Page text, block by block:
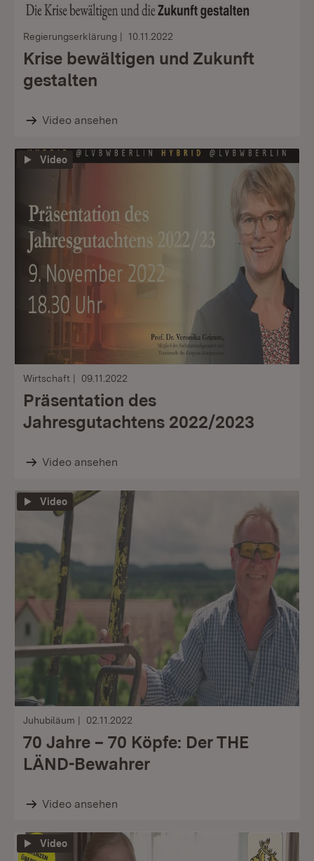
Regierungserklärung 10.11.2022
Krise bewältigen und Zukunft
gestalten
Video ansehen
Video
Wirtschaft 09.11.2022
Präsentation des
Jahresgutachtens 2022/2023
Video ansehen
Video
Juhubiläum 02.11.2022
70 Jahre – 70 Köpfe: Der THE
LÄND-Bewahrer
Video ansehen
Video